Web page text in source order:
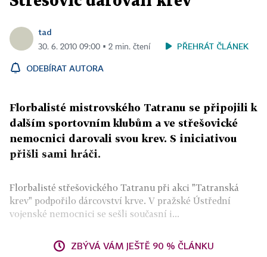
tad
30. 6. 2010 09:00 ▪ 2 min. čtení PŘEHRÁT ČLÁNEK
ODEBÍRAT AUTORA
Florbalisté mistrovského Tatranu se připojili k
dalším sportovním klubům a ve střešovické
nemocnici darovali svou krev. S iniciativou
přišli sami hráči.
Florbalisté střešovického Tatranu při akci "Tatranská
krev" podpořilo dárcovství krve. V pražské Ústřední
vojenské nemocnici se sešli současní i...
ZBÝVÁ VÁM JEŠTĚ 90 % ČLÁNKU